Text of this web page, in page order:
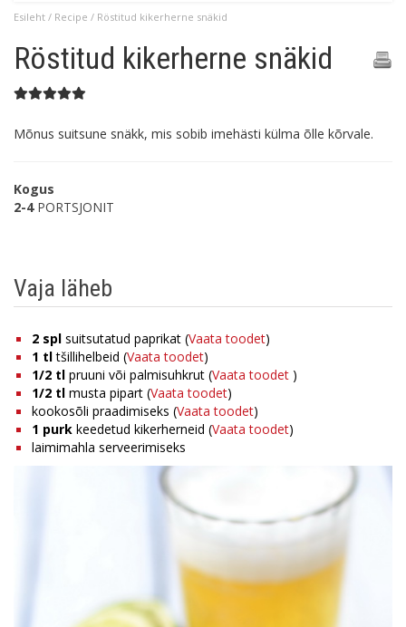
Esileht / Recipe / Röstitud kikerherne snäkid
Röstitud kikerherne snäkid
Mõnus suitsune snäkk, mis sobib imehästi külma õlle kõrvale.
Kogus
2-4PORTSJONIT
Vaja läheb
2 spl suitsutatud paprikat (Vaata toodet)
1 tltšillihelbeid (Vaata toodet)
1/2 tl pruuni või palmisuhkrut (Vaata toodet )
1/2 tl musta pipart (Vaata toodet)
kookosõli praadimiseks (Vaata toodet)
1 purk keedetud kikerherneid (Vaata toodet)
laimimahla serveerimiseks